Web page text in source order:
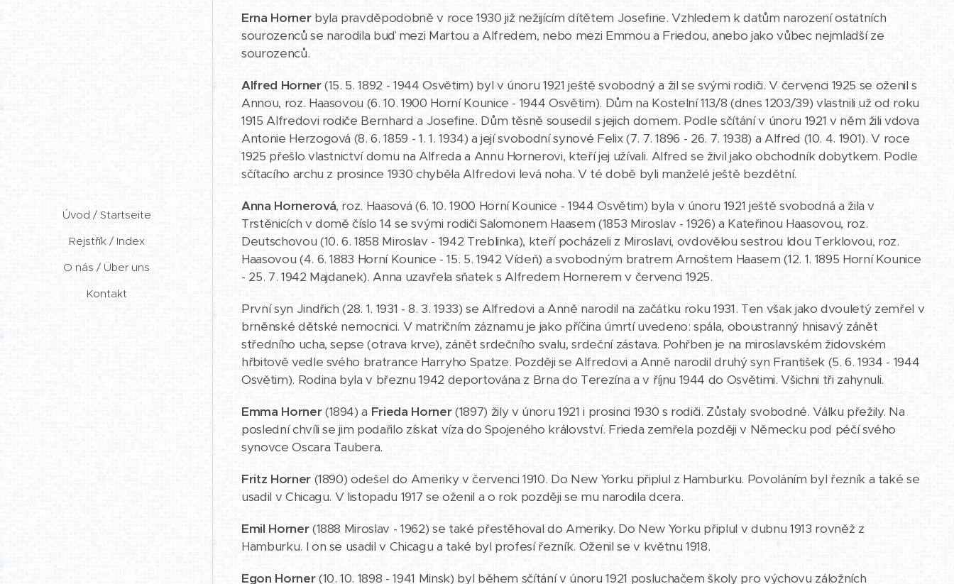
Úvod / Startseite
Rejstřík / Index
O nás / Über uns
Kontakt
Erna Hornerbyla pravděpodobně v roce 1930 již nežijícím dítětem Josefine. Vzhledem k datům narození ostatních
sourozenců se narodila buď mezi Martou a Alfredem, nebo mezi Emmou a Friedou, anebo jako vůbec nejmladší ze
sourozenců.
Alfred Horner(15. 5. 1892 - 1944 Osvětim) byl v únoru 1921 ještě svobodný a žil se svými rodiči. V červenci 1925 se oženil s
Annou, roz. Haasovou (6. 10. 1900 Horní Kounice - 1944 Osvětim). Dům na Kostelní 113/8 (dnes 1203/39) vlastnili už od roku
1915 Alfredovi rodiče Bernhard a Josefine. Dům těsně sousedil s jejich domem. Podle sčítání v únoru 1921 v něm žili vdova
Antonie Herzogová (8. 6. 1859 - 1. 1. 1934) a její svobodní synové Felix (7. 7. 1896 - 26. 7. 1938) a Alfred (10. 4. 1901). V roce
1925 přešlo vlastnictví domu na Alfreda a Annu Hornerovi, kteří jej užívali. Alfred se živil jako obchodník dobytkem. Podle
sčítacího archu z prosince 1930 chyběla Alfredovi levá noha. V té době byli manželé ještě bezdětní.
Anna Hornerová, roz. Haasová (6. 10. 1900 Horní Kounice - 1944 Osvětim) byla v únoru 1921 ještě svobodná a žila v
Trstěnicích v domě číslo 14 se svými rodiči Salomonem Haasem (1853 Miroslav - 1926) a Kateřinou Haasovou, roz.
Deutschovou (10. 6. 1858 Miroslav - 1942 Treblinka), kteří pocházeli z Miroslavi, ovdovělou sestrou Idou Terklovou, roz.
Haasovou (4. 6. 1883 Horní Kounice - 15. 5. 1942 Vídeň) a svobodným bratrem Arnoštem Haasem (12. 1. 1895 Horní Kounice
- 25. 7. 1942 Majdanek). Anna uzavřela sňatek s Alfredem Hornerem v červenci 1925.
První syn Jindřich (28. 1. 1931 - 8. 3. 1933) se Alfredovi a Anně narodil na začátku roku 1931. Ten však jako dvouletý zemřel v
brněnské dětské nemocnici. V matričním záznamu je jako příčina úmrtí uvedeno: spála, oboustranný hnisavý zánět
středního ucha, sepse (otrava krve), zánět srdečního svalu, srdeční zástava. Pohřben je na miroslavském židovském
hřbitově vedle svého bratrance Harryho Spatze. Později se Alfredovi a Anně narodil druhý syn František (5. 6. 1934 - 1944
Osvětim). Rodina byla v březnu 1942 deportována z Brna do Terezína a v říjnu 1944 do Osvětimi. Všichni tři zahynuli.
Emma Horner(1894) a Frieda Horner(1897) žily v únoru 1921 i prosinci 1930 s rodiči. Zůstaly svobodné. Válku přežily. Na
poslední chvíli se jim podařilo získat víza do Spojeného království. Frieda zemřela později v Německu pod péčí svého
synovce Oscara Taubera.
Fritz Horner(1890) odešel do Ameriky v červenci 1910. Do New Yorku připlul z Hamburku. Povoláním byl řezník a také se
usadil v Chicagu. V listopadu 1917 se oženil a o rok později se mu narodila dcera.
Emil Horner(1888 Miroslav - 1962) se také přestěhoval do Ameriky. Do New Yorku připlul v dubnu 1913 rovněž z
Hamburku. I on se usadil v Chicagu a také byl profesí řezník. Oženil se v květnu 1918.
Egon Horner(10. 10. 1898 - 1941 Minsk) byl během sčítání v únoru 1921 posluchačem školy pro výchovu záložních